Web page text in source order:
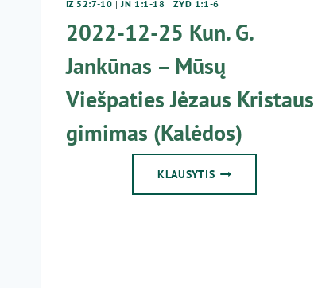
IZ 52:7-10 | JN 1:1-18 |ŽYD 1:1-6
2022-12-25 Kun. G.
Jankūnas – Mūsų
Viešpaties Jėzaus Kristaus
gimimas (Kalėdos)
KLAUSYTIS2022-